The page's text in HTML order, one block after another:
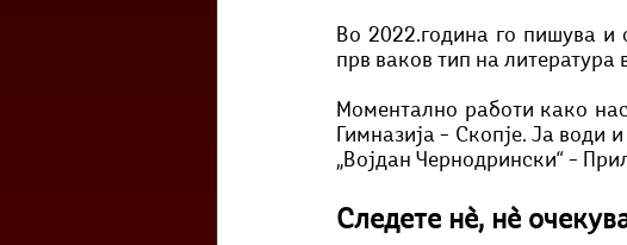
Во 2022.година го пишува и
прв ваков тип на
Моментално работи како
Гимназија – Скопје. Ја води
„Војдан Чернодрински“ –
Следете нѐ, нѐ